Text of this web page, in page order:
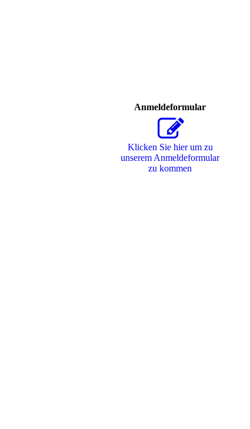
Anmeldeformular
Klicken Sie hier um zu
unserem Anmeldeformular
zu kommen